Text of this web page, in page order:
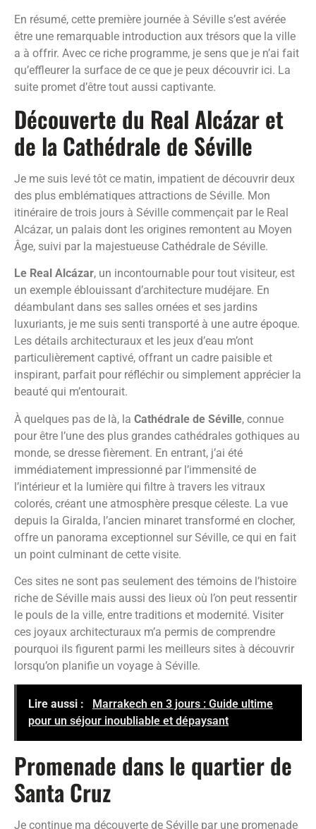
En résumé, cette première journée à Séville s’est avérée
être une remarquable introduction aux trésors que la ville
a à offrir. Avec ce riche programme, je sens que je n’ai fait
qu’effleurer la surface de ce que je peux découvrir ici. La
suite promet d’être tout aussi captivante.
Découverte du Real Alcázar et
de la Cathédrale de Séville
Je me suis levé tôt ce matin, impatient de découvrir deux
des plus emblématiques attractions de Séville. Mon
itinéraire de trois jours à Séville commençait par le Real
Alcázar, un palais dont les origines remontent au Moyen
Âge, suivi par la majestueuse Cathédrale de Séville.
Le Real Alcázar, un incontournable pour tout visiteur, est
un exemple éblouissant d’architecture mudéjare. En
déambulant dans ses salles ornées et ses jardins
luxuriants, je me suis senti transporté à une autre époque.
Les détails architecturaux et les jeux d’eau m’ont
particulièrement captivé, offrant un cadre paisible et
inspirant, parfait pour réfléchir ou simplement apprécier la
beauté qui m’entourait.
À quelques pas de là, la Cathédrale de Séville, connue
pour être l’une des plus grandes cathédrales gothiques au
monde, se dresse fièrement. En entrant, j’ai été
immédiatement impressionné par l’immensité de
l’intérieur et la lumière qui filtre à travers les vitraux
colorés, créant une atmosphère presque céleste. La vue
depuis la Giralda, l’ancien minaret transformé en clocher,
offre un panorama exceptionnel sur Séville, ce qui en fait
un point culminant de cette visite.
Ces sites ne sont pas seulement des témoins de l’histoire
riche de Séville mais aussi des lieux où l’on peut ressentir
le pouls de la ville, entre traditions et modernité. Visiter
ces joyaux architecturaux m’a permis de comprendre
pourquoi ils figurent parmi les meilleurs sites à découvrir
lorsqu’on planifie un voyage à Séville.
Lire aussi :
Marrakech en 3 jours : Guide ultime
pour un séjour inoubliable et dépaysant
Promenade dans le quartier de
Santa Cruz
Je continue ma découverte de Séville par une promenade